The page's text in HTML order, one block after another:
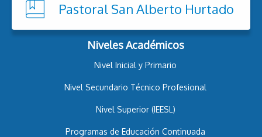
Pastoral San Alberto Hurtado
Niveles Académicos
Nivel Inicial y Primario
Nivel Secundario Técnico Profesional
Nivel Superior (IEESL)
Programas de Educación Continuada